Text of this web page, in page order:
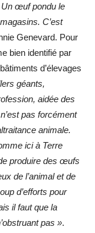
œuf pondu le
C’est
Genevard. Pour
bien identifié par
d’élevages
géants,
aidée des
pas forcément
animale.
ici à Terre
produire des œufs
de l’animal et de
d’efforts pour
il faut que la
pas ».